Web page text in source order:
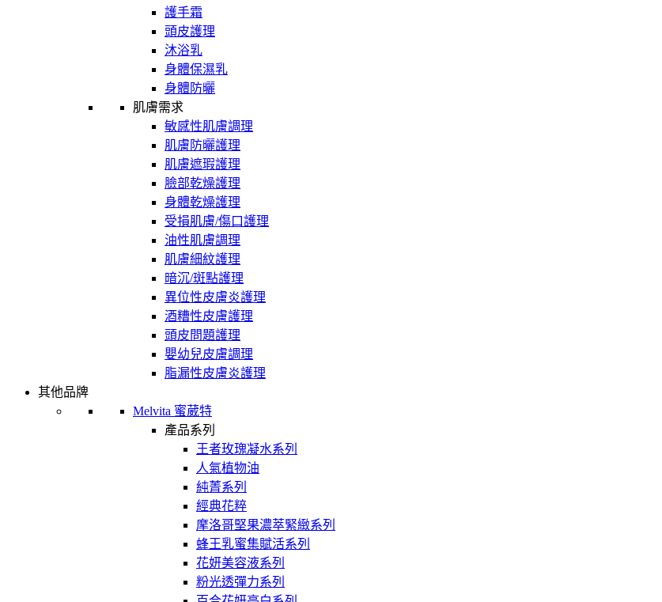
護手霜
頭皮護理
沐浴乳
身體保濕乳
身體防曬
肌膚需求
敏感性肌膚調理
肌膚防曬護理
肌膚遮瑕護理
臉部乾燥護理
身體乾燥護理
受損肌膚/傷口護理
油性肌膚調理
肌膚細紋護理
暗沉/斑點護理
異位性皮膚炎護理
酒糟性皮膚護理
頭皮問題護理
嬰幼兒皮膚調理
脂漏性皮膚炎護理
其他品牌
Melvita 蜜葳特
產品系列
王者玫瑰凝水系列
人氣植物油
純菁系列
經典花粹
摩洛哥堅果濃萃緊緻系列
蜂王乳蜜集賦活系列
花妍美容液系列
粉光透彈力系列